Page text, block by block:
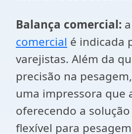
Balança comercial: a
comercial é indicada
varejistas. Além da
precisão na
uma impressora que
oferecendo a
flexível para